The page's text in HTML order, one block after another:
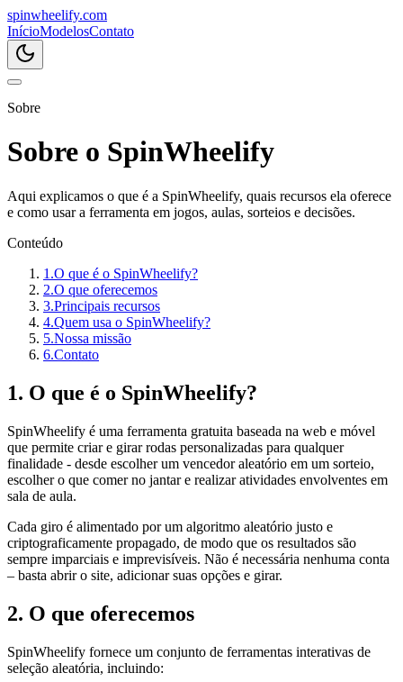
spinwheelify.com
InícioModelosContato
Sobre
Sobre o SpinWheelify
Aqui explicamos o que é a SpinWheelify, quais recursos ela oferece
e como usar a ferramenta em jogos, aulas, sorteios e decisões.
Conteúdo
1 .O que é o SpinWheelify?
2.O que oferecemos
3.Principais recursos
4.Quem usa o SpinWheelify?
5.Nossa missão
6.Contato
1. O que é o SpinWheelify?
SpinWheelify é uma ferramenta gratuita baseada na web e móvel
que permite criar e girar rodas personalizadas para qualquer
finalidade - desde escolher um vencedor aleatório em um sorteio,
escolher o que comer no jantar e realizar atividades envolventes em
sala de aula.
Cada giro é alimentado por um algoritmo aleatório justo e
criptograficamente propagado, de modo que os resultados são
sempre imparciais e imprevisíveis. Não é necessária nenhuma conta
– basta abrir o site, adicionar suas opções e girar.
2. O que oferecemos
SpinWheelify fornece um conjunto de ferramentas interativas de
seleção aleatória, incluindo: